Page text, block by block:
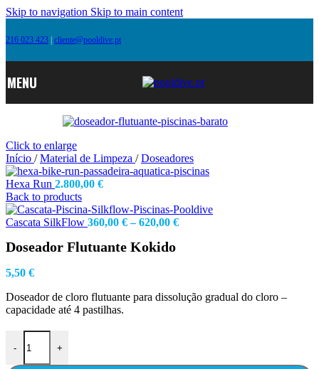
Skip to navigation Skip to main content
216 023 423 cliente@pooldive.pt
MENU
Click to enlarge
Início / Material de Limpeza / Doseadores
Hexa Run 2.800,00 €
Back to products
Cascata SilkFlow 360,00 € – 620,00 €Price
Doseador Flutuante Kokido
5,50 €
Doseador de cloro flutuante para dissolução gradual do cloro –
capacidade até 4 pastilhas.
-
Quantidade de Doseador Flutuante Kokido
+